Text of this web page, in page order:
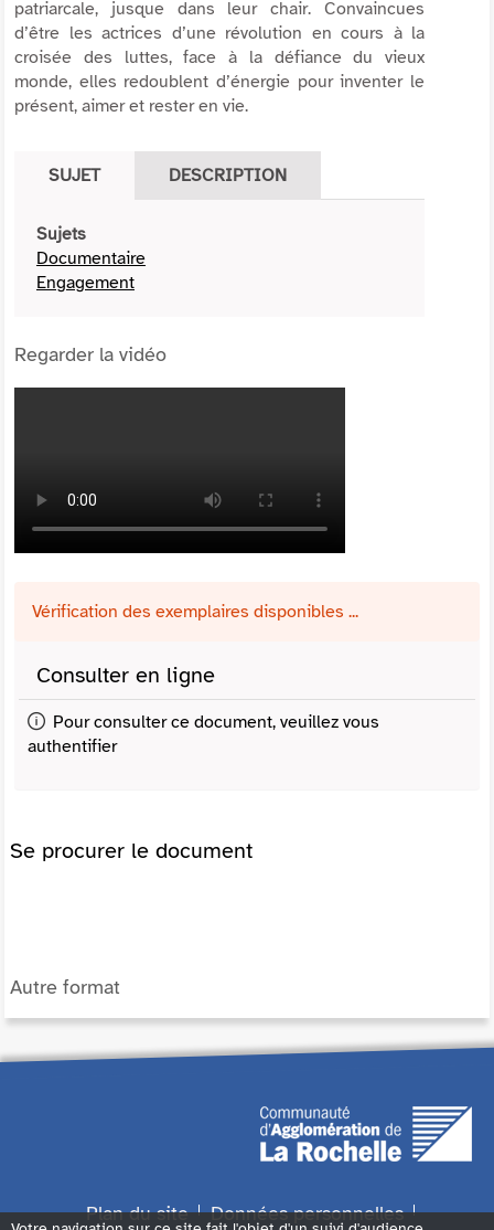
patriarcale, jusque dans leur chair. Convaincues
d’être les actrices d’une révolution en cours à la
croisée des luttes, face à la défiance du vieux
monde, elles redoublent d’énergie pour inventer le
présent, aimer et rester en vie.
SUJET DESCRIPTION
Sujets
Documentaire
Engagement
Regarder la vidéo
Vérification des exemplaires disponibles ...
Consulter en ligne
Pour consulter ce document, veuillez vous
authentifier
Se procurer le document
Autre format
Plan du site
Données personnelles